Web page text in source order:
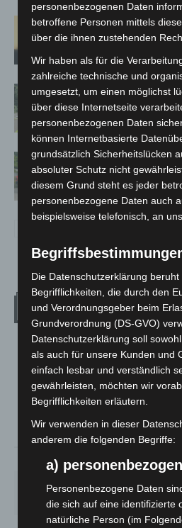
Hannover:
Population in
Brand im „Haus
Region
Notfallsanitäter
Kreuz
Wetter
LANGENHAGEN
Klarer Himmel
20.9
SA.
21°
SO.
34°
MO.
29°
personenbezogenen Daten
betroffene Personen mittels
über die ihnen zustehenden
Wir haben als für die
zahlreiche technische und
umgesetzt, um einen möglichst
über diese Internetseite
personenbezogenen Daten
können Internetbasierte
grundsätzlich Sicherheitslücken
absoluter Schutz nicht
diesem Grund steht es jeder
personenbezogene Daten auch
beispielsweise telefonisch, an
Die Datenschutzerklärung beruht
Begrifflichkeiten, die durch den
und Verordnungsgeber beim
Grundverordnung (DS-GVO)
Datenschutzerklärung soll
als auch für unsere Kunden und
einfach lesbar und verständlich
gewährleisten, möchten wir
Begrifflichkeiten erläutern.
Wir verwenden in dieser
anderem die folgenden Begriffe:
a)
Personenbezogene Daten
die sich auf eine identifizierte
natürliche Person (im